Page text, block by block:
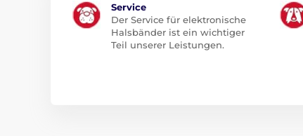
Service
Der Service für elektronische
Halsbänder ist ein wichtiger
Teil unserer Leistungen.